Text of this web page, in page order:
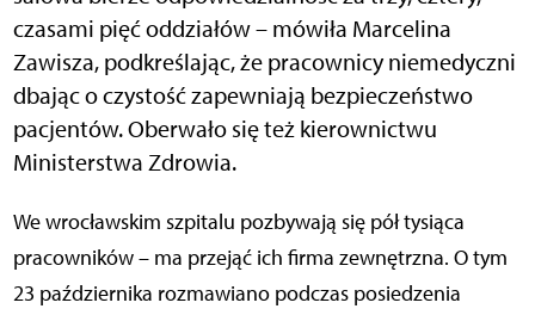
czasami pięć oddziałów – mówiła Marcelina
Zawisza, podkreślając, że pracownicy niemedyczni
dbając o czystość zapewniają bezpieczeństwo
pacjentów. Oberwało się też kierownictwu
Ministerstwa Zdrowia.
We wrocławskim szpitalu pozbywają się pół tysiąca
pracowników – ma przejąć ich firma zewnętrzna. O tym
23 października rozmawiano podczas posiedzenia